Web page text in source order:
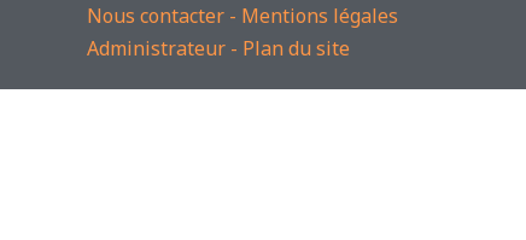
Nous contacter - Mentions légales
Administrateur - Plan du site